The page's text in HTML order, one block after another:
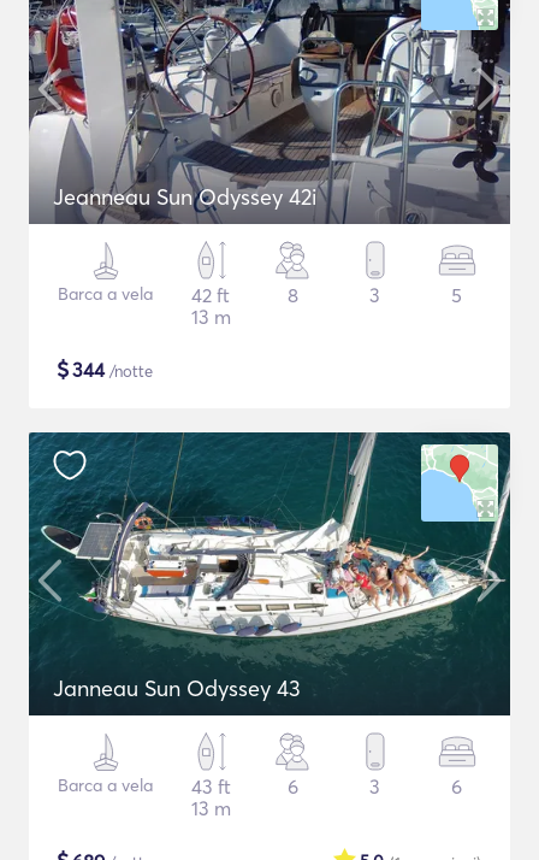
Jeanneau Sun Odyssey 42i
Barca a vela
42 ft
13 m
8 3 5
$344/notte
Janneau Sun Odyssey 43
Barca a vela
43 ft
13 m
6 3 6